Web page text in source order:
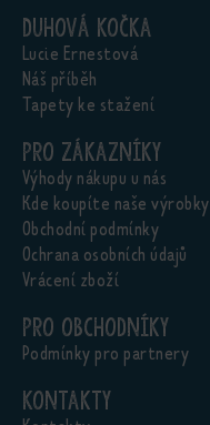
Duhová kočka
Lucie Ernestová
Náš příběh
Tapety ke stažení
Pro zákazníky
Výhody nákupu u nás
Kde koupíte naše výrobky
Obchodní podmínky
Ochrana osobních údajů
Vrácení zboží
Pro obchodníky
Podmínky pro partnery
Kontakty